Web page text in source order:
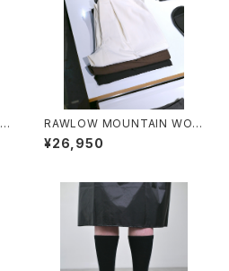
RAWLOW MOUNTAIN WOR
KS / HIKER BAKER PANTS
¥26,950